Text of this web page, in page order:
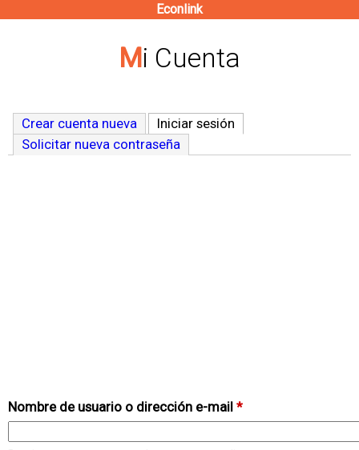
contenido
Econlink
Mi Cuenta
Crear cuenta nueva Iniciar sesión
Solicitar nueva contraseña
Nombre de usuario o dirección e-mail *